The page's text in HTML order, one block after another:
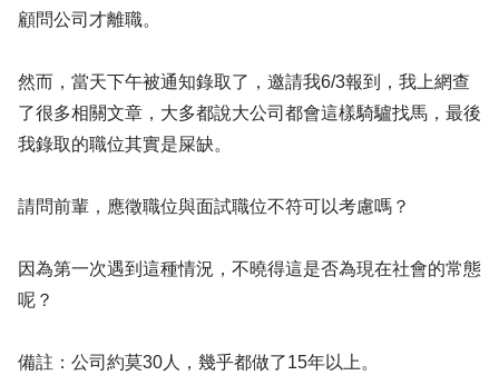
顧問公司才離職。
然而，當天下午被通知錄取了，邀請我6/3報到，我上網查
了很多相關文章，大多都說大公司都會這樣騎驢找馬，最後
我錄取的職位其實是屎缺。
請問前輩，應徵職位與面試職位不符可以考慮嗎？
因為第一次遇到這種情況，不曉得這是否為現在社會的常態
呢？
備註：公司約莫30人，幾乎都做了15年以上。